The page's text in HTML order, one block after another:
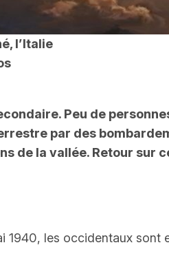
l’Italie
Peu de
par des
de la vallée. Retour sur
1940, les occidentaux sont